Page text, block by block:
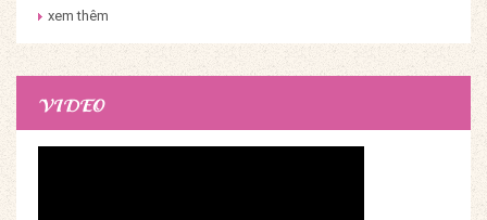
Thiện Onsen & Jjim Jil
xem thêm
VIDEO